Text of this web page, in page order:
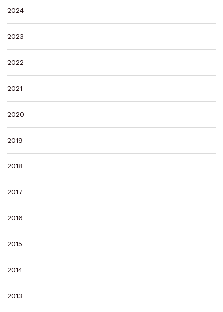
2024
2023
2022
2021
2020
2019
2018
2017
2016
2015
2014
2013